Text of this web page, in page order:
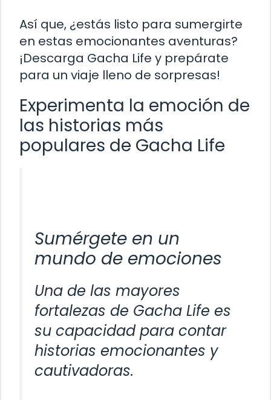
Así que, ¿estás listo para sumergirte
en estas emocionantes aventuras?
¡Descarga Gacha Life y prepárate
para un viaje lleno de sorpresas!
Experimenta la emoción de
las historias más
populares de Gacha Life
Sumérgete en un
mundo de emociones
Una de las mayores
fortalezas de Gacha Life es
su capacidad para contar
historias emocionantes y
cautivadoras.